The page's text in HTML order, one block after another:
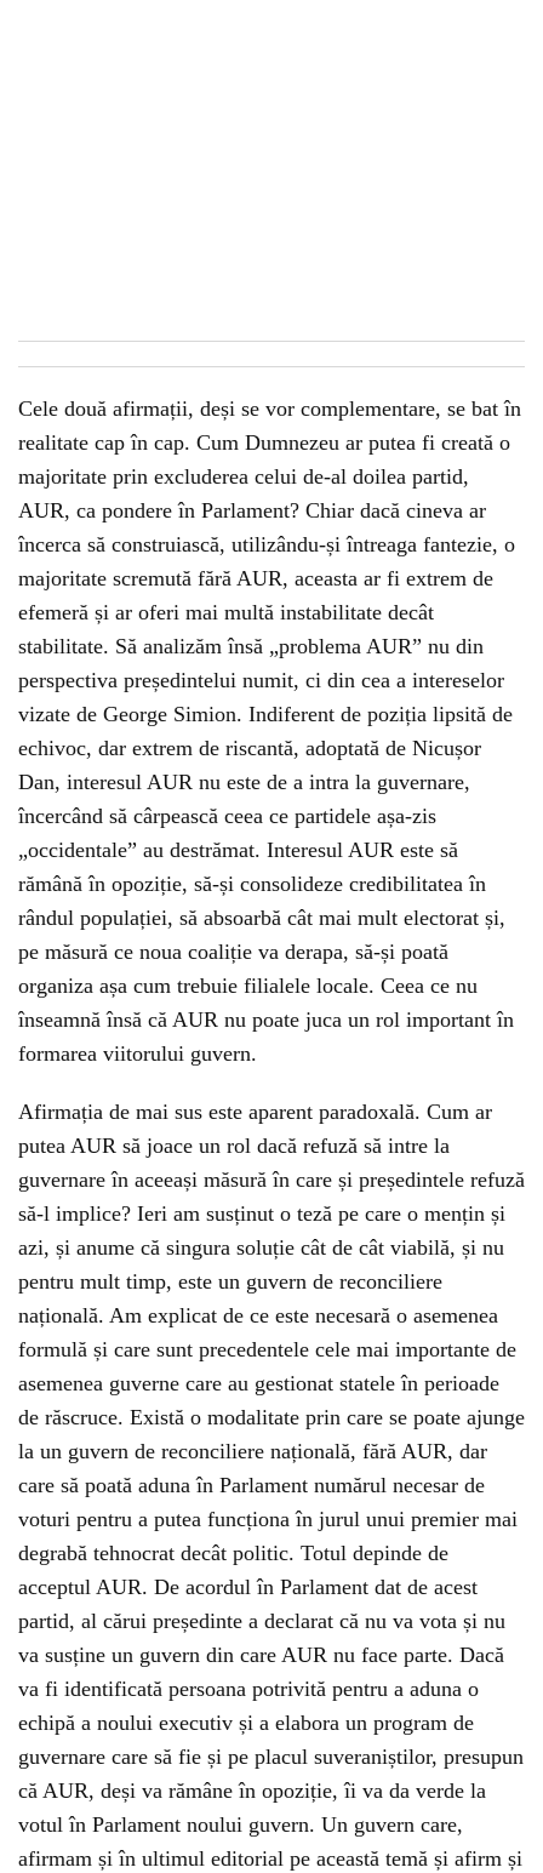
Cele două afirmații, deși se vor complementare, se bat în
realitate cap în cap. Cum Dumnezeu ar putea fi creată o
majoritate prin excluderea celui de-al doilea partid,
AUR, ca pondere în Parlament? Chiar dacă cineva ar
încerca să construiască, utilizându-și întreaga fantezie, o
majoritate scremută fără AUR, aceasta ar fi extrem de
efemeră și ar oferi mai multă instabilitate decât
stabilitate. Să analizăm însă „problema AUR” nu din
perspectiva președintelui numit, ci din cea a intereselor
vizate de George Simion. Indiferent de poziția lipsită de
echivoc, dar extrem de riscantă, adoptată de Nicușor
Dan, interesul AUR nu este de a intra la guvernare,
încercând să cârpească ceea ce partidele așa-zis
„occidentale” au destrămat. Interesul AUR este să
rămână în opoziție, să-și consolideze credibilitatea în
rândul populației, să absoarbă cât mai mult electorat și,
pe măsură ce noua coaliție va derapa, să-și poată
organiza așa cum trebuie filialele locale. Ceea ce nu
înseamnă însă că AUR nu poate juca un rol important în
formarea viitorului guvern.
Afirmația de mai sus este aparent paradoxală. Cum ar
putea AUR să joace un rol dacă refuză să intre la
guvernare în aceeași măsură în care și președintele refuză
să-l implice? Ieri am susținut o teză pe care o mențin și
azi, și anume că singura soluție cât de cât viabilă, și nu
pentru mult timp, este un guvern de reconciliere
națională. Am explicat de ce este necesară o asemenea
formulă și care sunt precedentele cele mai importante de
asemenea guverne care au gestionat statele în perioade
de răscruce. Există o modalitate prin care se poate ajunge
la un guvern de reconciliere națională, fără AUR, dar
care să poată aduna în Parlament numărul necesar de
voturi pentru a putea funcționa în jurul unui premier mai
degrabă tehnocrat decât politic. Totul depinde de
acceptul AUR. De acordul în Parlament dat de acest
partid, al cărui președinte a declarat că nu va vota și nu
va susține un guvern din care AUR nu face parte. Dacă
va fi identificată persoana potrivită pentru a aduna o
echipă a noului executiv și a elabora un program de
guvernare care să fie și pe placul suveraniștilor, presupun
că AUR, deși va rămâne în opoziție, îi va da verde la
votul în Parlament noului guvern. Un guvern care,
afirmam și în ultimul editorial pe această temă și afirm și